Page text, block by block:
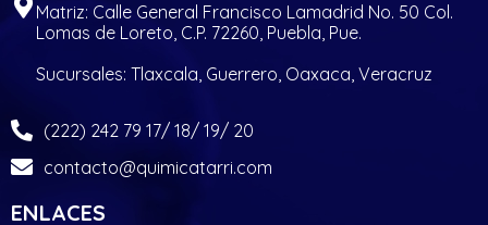
Matriz: Calle General Francisco Lamadrid No. 50 Col.
Lomas de Loreto, C.P. 72260, Puebla, Pue.
Sucursales: Tlaxcala, Guerrero, Oaxaca, Veracruz
(222) 242 79 17/ 18/ 19/ 20
contacto@quimicatarri.com
ENLACES